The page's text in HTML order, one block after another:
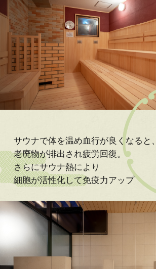
サウナで体を温め血行が良くなると、
老廃物が排出され疲労回復。
さらにサウナ熱により
細胞が活性化して免疫力アップ